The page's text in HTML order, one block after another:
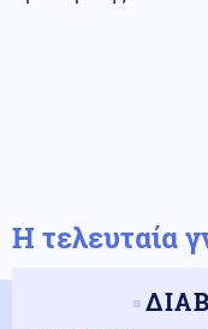
Η τελευταία